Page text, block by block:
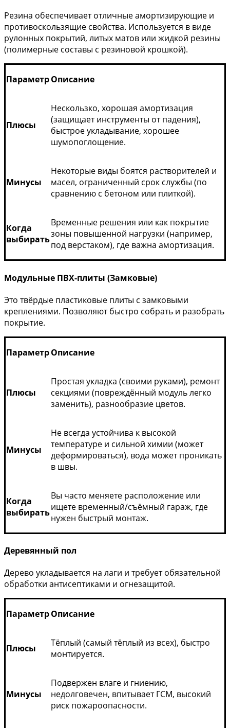
Резина обеспечивает отличные амортизирующие и
противоскользящие свойства. Используется в виде
рулонных покрытий, литых матов или жидкой резины
(полимерные составы с резиновой крошкой).
ПараметрОписание
Плюсы
Нескользко, хорошая амортизация
(защищает инструменты от падения),
быстрое укладывание, хорошее
шумопоглощение.
Минусы
Некоторые виды боятся растворителей и
масел, ограниченный срок службы (по
сравнению с бетоном или плиткой).
Когда
выбирать
Временные решения или как покрытие
зоны повышенной нагрузки (например,
под верстаком), где важна амортизация.
Модульные ПВХ-плиты (Замковые)
Это твёрдые пластиковые плиты с замковыми
креплениями. Позволяют быстро собрать и разобрать
покрытие.
ПараметрОписание
Плюсы
Простая укладка (своими руками), ремонт
секциями (повреждённый модуль легко
заменить), разнообразие цветов.
Минусы
Не всегда устойчива к высокой
температуре и сильной химии (может
деформироваться), вода может проникать
в швы.
Когда
выбирать
Вы часто меняете расположение или
ищете временный/съёмный гараж, где
нужен быстрый монтаж.
Деревянный пол
Дерево укладывается на лаги и требует обязательной
обработки антисептиками и огнезащитой.
ПараметрОписание
Плюсы
Тёплый (самый тёплый из всех), быстро
монтируется.
Минусы
Подвержен влаге и гниению,
недолговечен, впитывает ГСМ, высокий
риск пожароопасности.